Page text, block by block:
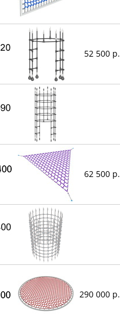
52 500 р.
62 500 р.
290 000 р.